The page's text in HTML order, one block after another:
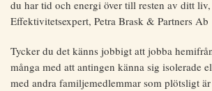
du har tid och energi över till resten av ditt
Effektivitetsexpert, Petra Brask & Partners Ab
Tycker du det känns jobbigt att jobba
många med att antingen känna sig isolerade
med andra familjemedlemmar som plötsligt